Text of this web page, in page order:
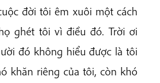
đời tôi êm xuôi một cách
ghét tôi vì điều đó. Trời ơi
đó không hiểu được là tôi
khăn riêng của tôi, còn khó